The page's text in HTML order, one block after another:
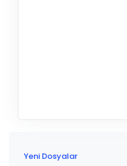
Yeni Dosyalar